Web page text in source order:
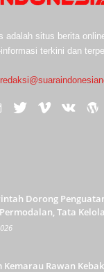
adalah situs berita
terkini dan
Dorong
Tata
Kemarau Rawan